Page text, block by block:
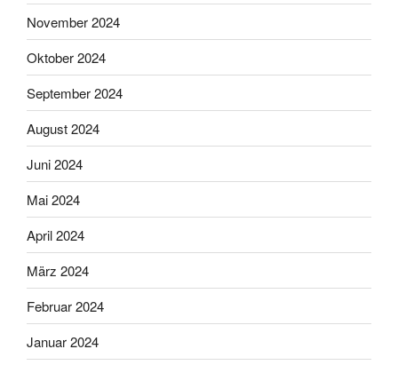
November 2024
Oktober 2024
September 2024
August 2024
Juni 2024
Mai 2024
April 2024
März 2024
Februar 2024
Januar 2024